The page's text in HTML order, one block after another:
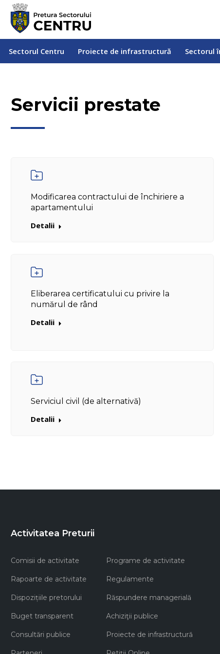
Sectorul Centru Proiecte de infrastructură Sectorul
Servicii prestate
Modificarea contractului de închiriere a
apartamentului
Detalii
Eliberarea certificatului cu privire la
numărul de rând
Detalii
Serviciul civil (de alternativă)
Detalii
Activitatea Preturii
Comisii de activitate Programe de activitate
Rapoarte de activitate Regulamente
Dispozițiile pretorului Răspundere managerială
Buget transparent Achiziţii publice
Consultări publice Proiecte de infrastructură
Sectorul Centru Proiecte de infrastructură